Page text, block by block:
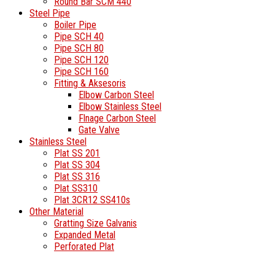
Steel Pipe
Boiler Pipe
Pipe SCH 40
Pipe SCH 80
Pipe SCH 120
Pipe SCH 160
Fitting & Aksesoris
Elbow Carbon Steel
Elbow Stainless Steel
Flnage Carbon Steel
Gate Valve
Stainless Steel
Plat SS 201
Plat SS 304
Plat SS 316
Plat SS310
Plat 3CR12 SS410s
Other Material
Gratting Size Galvanis
Expanded Metal
Perforated Plat